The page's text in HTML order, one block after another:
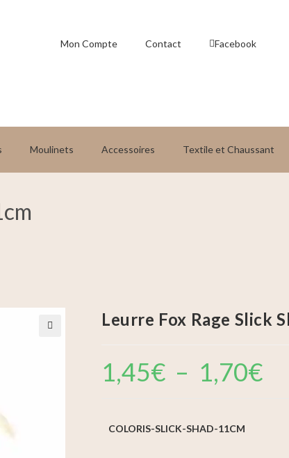
Mon Compte Contact Facebook
Moulinets Accessoires Textile et Chaussant
Leurre Fox Rage Slick
1,45€ – 1,70€
COLORIS-SLICK-SHAD-11CM